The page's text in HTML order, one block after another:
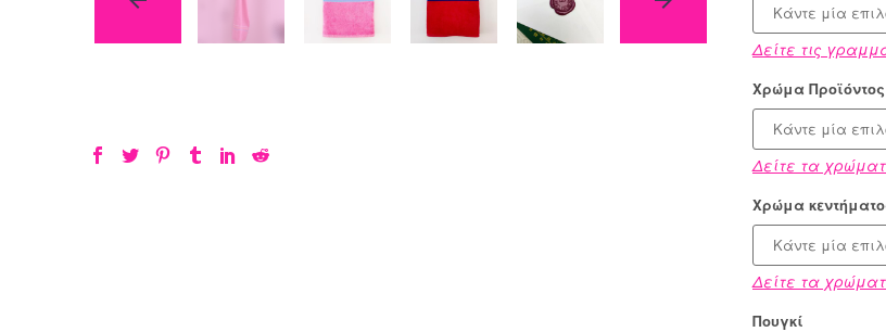
Κάντε μία
Δείτε τις
Χρώμα Προϊόντος
Κάντε μία
Δείτε τα
Χρώμα
Κάντε μία
Δείτε τα
Πουγκί